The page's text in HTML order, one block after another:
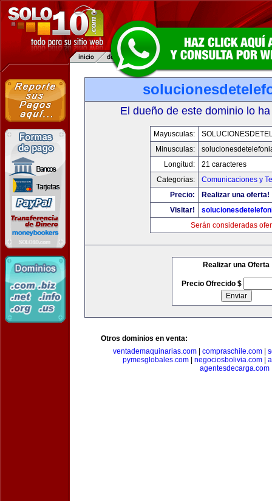
El dueño de este dominio lo
Mayusculas:
Minusculas:
Longitud:
21 caracteres
Categorias:
Comunicaciones y
Precio:
Realizar una oferta!
Visitar!
Serán consideradas
Realizar una Oferta
Precio Ofrecido $
Otros dominios en venta:
ventademaquinarias.com| compraschile.com|
pymesglobales.com| negociosbolivia.com|
agentesdecarga.com